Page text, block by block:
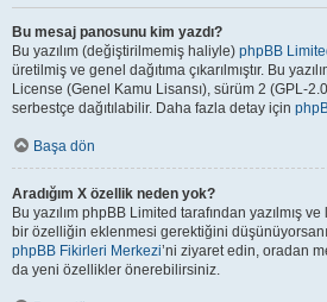
Bu mesaj panosunu kim yazdı?
Bu yazılım (değiştirilmemiş haliyle) phpBB
üretilmiş ve genel dağıtıma çıkarılmıştır. Bu
License (Genel Kamu Lisansı), sürüm 2 (GPL-
serbestçe dağıtılabilir. Daha fazla detay için
Başa dön
Aradığım X özellik neden yok?
Bu yazılım phpBB Limited tarafından yazılmış
bir özelliğin eklenmesi gerektiğini
phpBB Fikirleri Merkezi’ni ziyaret edin, oradan
da yeni özellikler önerebilirsiniz.